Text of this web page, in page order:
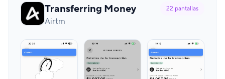
Transferring Money
Airtm
22 pantallas